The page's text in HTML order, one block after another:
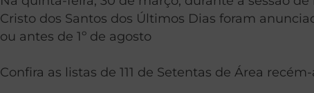
Cristo dos Santos dos Últimos Dias foram
ou antes de 1º de agosto
Confira as listas de 111 de Setentas de Área